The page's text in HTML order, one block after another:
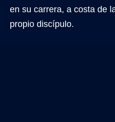
en su carrera, a costa de
propio discípulo.